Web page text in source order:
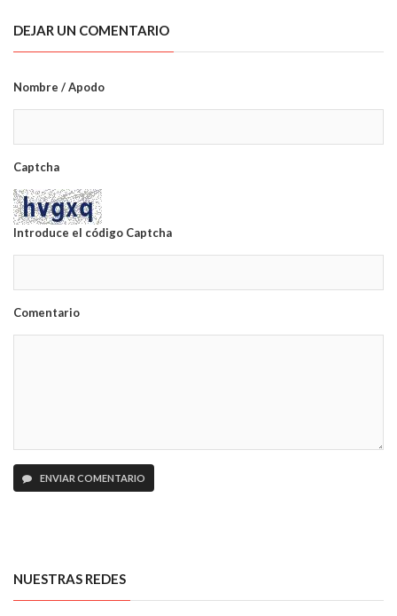
DEJAR UN COMENTARIO
Nombre / Apodo
Captcha
Introduce el código Captcha
Comentario
ENVIAR COMENTARIO
NUESTRAS REDES